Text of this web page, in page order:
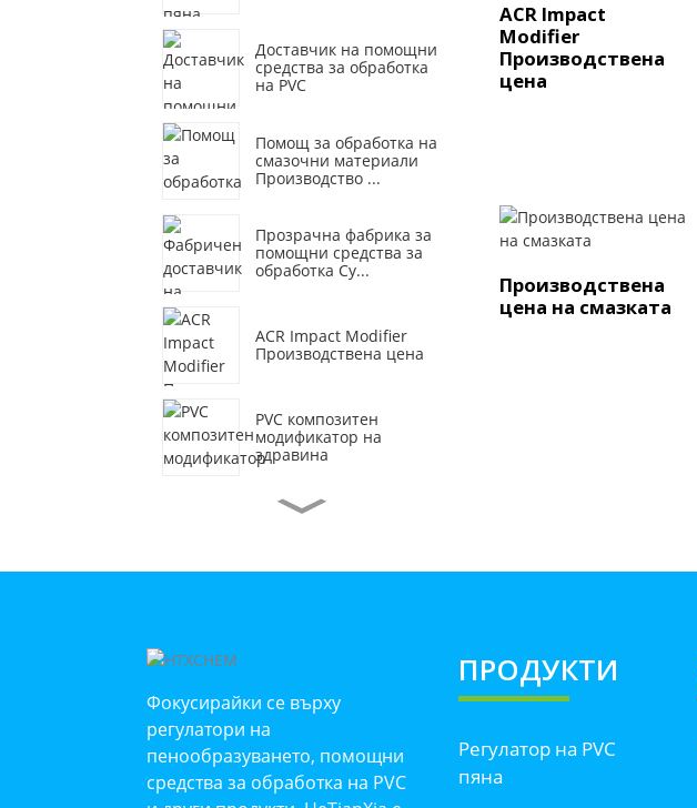
Доставчик на помощни
средства за обработка
на PVC
Помощ за обработка на
смазочни материали
Производство ...
Прозрачна фабрика за
помощни средства за
обработка Су...
ACR Impact Modifier
Производствена цена
PVC композитен
модификатор на
здравина
Производство на
Производствена цена
на смазката
Фабрична доставка на
ACR Impact
Modifier
Производствена
цена
Производствена
цена на смазката
Фокусирайки се върху
регулатори на
пенообразуването, помощни
средства за обработка на PVC
ПРОДУКТИ
Регулатор на PVC
пяна